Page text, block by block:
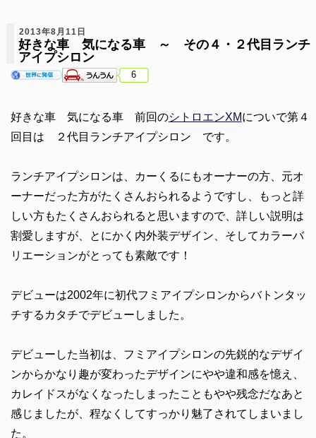
2013年8月11日
好きな車 気になる車 ～ その４・２代目ランチ
アイプシロン
6
好きな車 気になる車 前回のシトロエンXMについで第４
回目は ２代目ランチアイプシロン です。
ランチアイプシロンは、カーくるにもオーナーの方、元オ
ーナーだった方がたくさんおられるようですし、もっと詳
しい方もたくさんおられると思いますので、詳しい説明は
割愛しますが、とにかく内外装デザイン、そしてカラーバ
リエーションがとっても素敵です！
デビューは2002年に初代フミアイプシロンからバトンタッ
チするカタチでデビューしました。
デビューした当初は、フミアイプシロンの先鋭的なデザイ
ンからかなり趣が変わったデザインにやや違和感を憶え、
カレイドスがなくなったしまったこともやや残念だなあと
感じましたが、程なくしてすっかり魅了されてしまいまし
た。